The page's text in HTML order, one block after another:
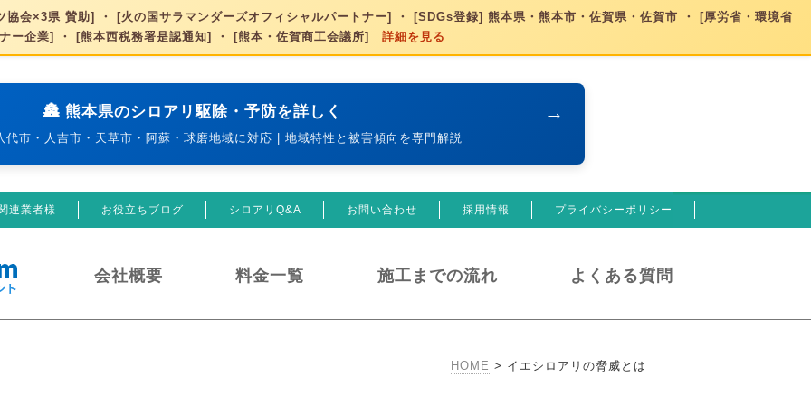
会×3県 賛助] ・ [火の国サラマンダーズオフィシャルパートナー] ・ [SDGs登録] 熊本県・熊本市・佐賀県・佐賀市 ・ [厚労省・環境省
ー企業] ・ [熊本西税務署是認通知] ・ [熊本・佐賀商工会議所] 詳細を見る
→
🏯 熊本県のシロアリ駆除・予防を詳しく
代市・人吉市・天草市・阿蘇・球磨地域に対応 | 地域特性と被害傾向を専門解説
連業者様 お役立ちブログ シロアリQ&A お問い合わせ 採用情報 プライバシーポリシー
会社概要 料金一覧 施工までの流れ よくある質問
HOME > イエシロアリの脅威とは